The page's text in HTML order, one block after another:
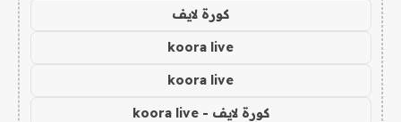
كورة لايف
koora live
koora live
كورة لايف - koora live